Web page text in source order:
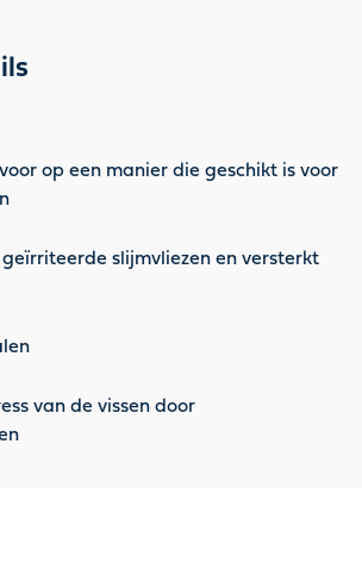
op een manier die geschikt is voor
slijmvliezen en versterkt
van de vissen door